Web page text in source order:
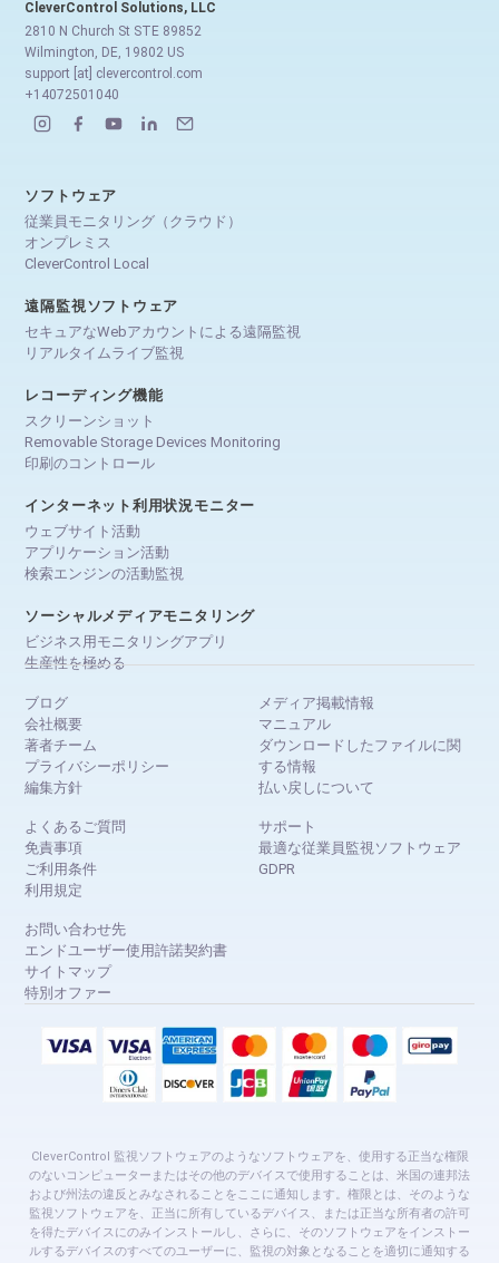
CleverControl Solutions, LLC
2810 N Church St STE 89852
Wilmington, DE, 19802 US
support [at] clevercontrol.com
+14072501040
ソフトウェア
従業員モニタリング（クラウド）
オンプレミス
CleverControl Local
遠隔監視ソフトウェア
セキュアなWebアカウントによる遠隔監視
リアルタイムライブ監視
レコーディング機能
スクリーンショット
Removable Storage Devices Monitoring
印刷のコントロール
インターネット利用状況モニター
ウェブサイト活動
アプリケーション活動
検索エンジンの活動監視
ソーシャルメディアモニタリング
ビジネス用モニタリングアプリ
生産性を極める
ブログ
会社概要
著者チーム
プライバシーポリシー
編集方針
メディア掲載情報
マニュアル
ダウンロードしたファイルに関
する情報
払い戻しについて
よくあるご質問
免責事項
ご利用条件
利用規定
サポート
最適な従業員監視ソフトウェア
GDPR
お問い合わせ先
エンドユーザー使用許諾契約書
サイトマップ
特別オファー
CleverControl 監視ソフトウェアのようなソフトウェアを、使用する正当な権限
のないコンピューターまたはその他のデバイスで使用することは、米国の連邦法
および州法の違反とみなされることをここに通知します。権限とは、そのような
監視ソフトウェアを、正当に所有しているデバイス、または正当な所有者の許可
を得たデバイスにのみインストールし、さらに、そのソフトウェアをインストー
ルするデバイスのすべてのユーザーに、監視の対象となることを適切に通知する